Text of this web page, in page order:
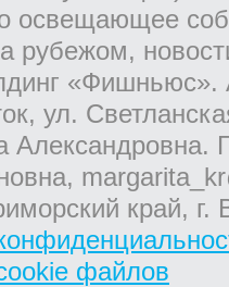
освещающее
рубежом,
«Фишньюс».
ул.
край,
файлов